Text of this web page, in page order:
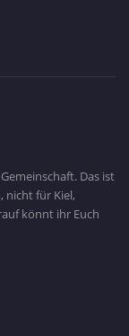
Das ist
nicht für Kiel,
könnt ihr Euch